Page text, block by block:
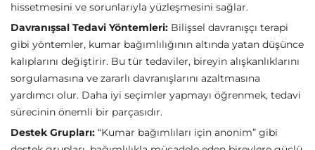
hissetmesini ve sorunlarıyla yüzleşmesini sağlar.
Davranışsal Tedavi Yöntemleri: Bilişsel davranışçı terapi
gibi yöntemler, kumar bağımlılığının altında yatan düşünce
kalıplarını değiştirir. Bu tür tedaviler, bireyin alışkanlıklarını
sorgulamasına ve zararlı davranışlarını azaltmasına
yardımcı olur. Daha iyi seçimler yapmayı öğrenmek, tedavi
sürecinin önemli bir parçasıdır.
Destek Grupları: “Kumar bağımlıları için anonim” gibi